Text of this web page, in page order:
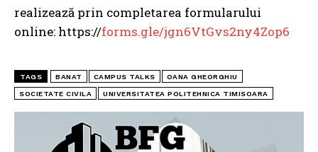
realizează prin completarea formularului
online: https://forms.gle/jgn6VtGvs2ny4Zop6
TAGS BANAT CAMPUS TALKS OANA GHEORGHIU
SOCIETATE CIVILA UNIVERSITATEA POLITEHNICA TIMISOARA